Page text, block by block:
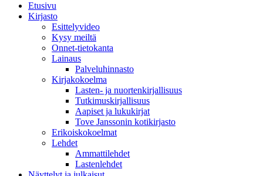
Etusivu
Kirjasto
Esittelyvideo
Kysy meiltä
Onnet-tietokanta
Lainaus
Palveluhinnasto
Kirjakokoelma
Lasten- ja nuortenkirjallisuus
Tutkimuskirjallisuus
Aapiset ja lukukirjat
Tove Janssonin kotikirjasto
Erikoiskokoelmat
Lehdet
Ammattilehdet
Lastenlehdet